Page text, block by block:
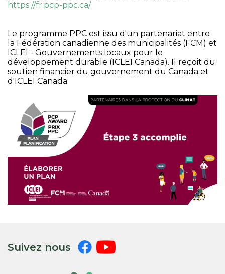
https://fr.pcp-ppc.ca/
Le programme PPC est issu d'un partenariat entre
la Fédération canadienne des municipalités (FCM) et
ICLEI - Gouvernements locaux pour le
développement durable (ICLEI Canada). Il reçoit du
soutien financier du gouvernement du Canada et
d'ICLEI Canada.
Suivez nous